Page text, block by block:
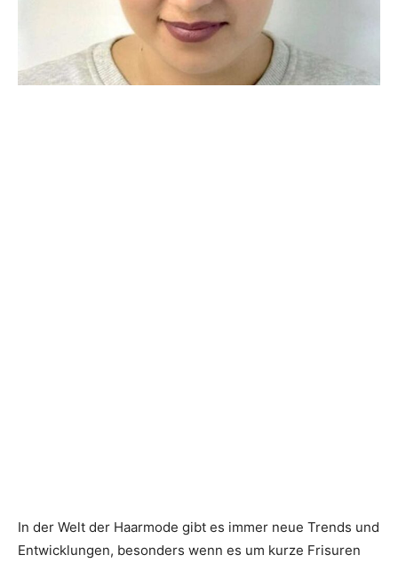
In der Welt der Haarmode gibt es immer neue Trends und
Entwicklungen, besonders wenn es um kurze Frisuren